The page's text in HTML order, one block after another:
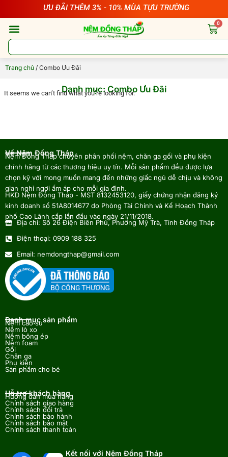
dung
ƯU ĐÃI THÊM 3% - 10% MÙA TỰU TRƯỜNG
0
Cart
Tìm
kiếm
Trang chủ / Combo Ưu Đãi
Danh mục: Combo Ưu Đãi
It seems we can’t find what you’re looking for.
Về Nệm Đồng Tháp
Nệm Đồng Tháp chuyên phân phối nệm, chăn ga gối và phụ kiện
chính hãng từ các thương hiệu uy tín. Mỗi sản phẩm đều được lựa
chọn kỹ với mong muốn mang đến những giấc ngủ dễ chịu và không
gian nghỉ ngơi ấm áp cho mỗi gia đình.
HKD Nệm Đồng Tháp - MST 8132453120, giấy chứng nhận đăng ký
kinh doanh số 51A8014677 do Phòng Tài Chính và Kế Hoạch Thành
phố Cao Lãnh cấp lần đầu vào ngày 21/11/2018.
Địa chỉ: Số 26 Điện Biên Phủ, Phường Mỹ Trà, Tỉnh Đồng Tháp
Điện thoại: 0909 188 325
Email: nemdongthap@gmail.com
Danh mục sản phẩm
Nệm cao su
Nệm lò xo
Nệm bông ép
Nệm foam
Gối
Chăn ga
Phụ kiện
Sản phẩm cho bé
Hỗ trợ khách hàng
Hướng dẫn mua hàng
Chính sách giao hàng
Chính sách đổi trả
Chính sách bảo hành
Chính sách bảo mật
Chính sách thanh toán
Kết nối với Nệm Đồng Tháp